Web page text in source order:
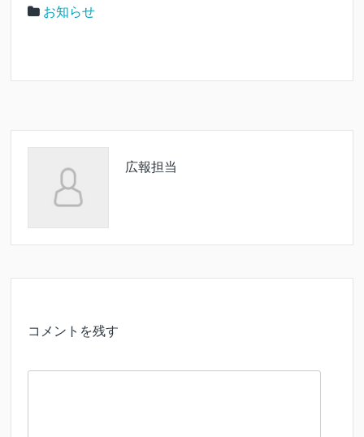
お知らせ
広報担当
コメントを残す